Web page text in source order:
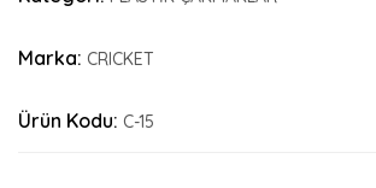
Marka: CRICKET
Ürün Kodu: C-15